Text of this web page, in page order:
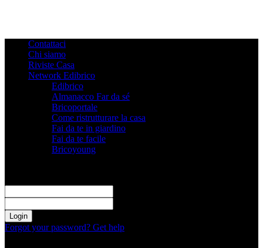
Contattaci
Chi siamo
Riviste Casa
Network Edibrico
Edibrico
Almanacco Far da sé
Bricoportale
Come ristrutturare la casa
Fai da te in giardino
Fai da te facile
Bricoyoung
Forgot your password? Get help